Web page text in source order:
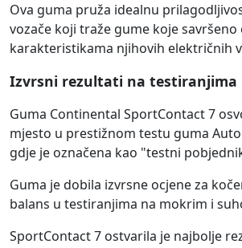
Ova guma pruža idealnu
vozače koji traže gume koje
karakteristikama njihovih električnih
Izvrsni rezultati na testiranjima
Guma Continental SportContact 7
mjesto u prestižnom testu guma
gdje je označena kao "testni
Guma je dobila izvrsne ocjene za
balans u testiranjima na mokrim i
SportContact 7 ostvarila je najbolje